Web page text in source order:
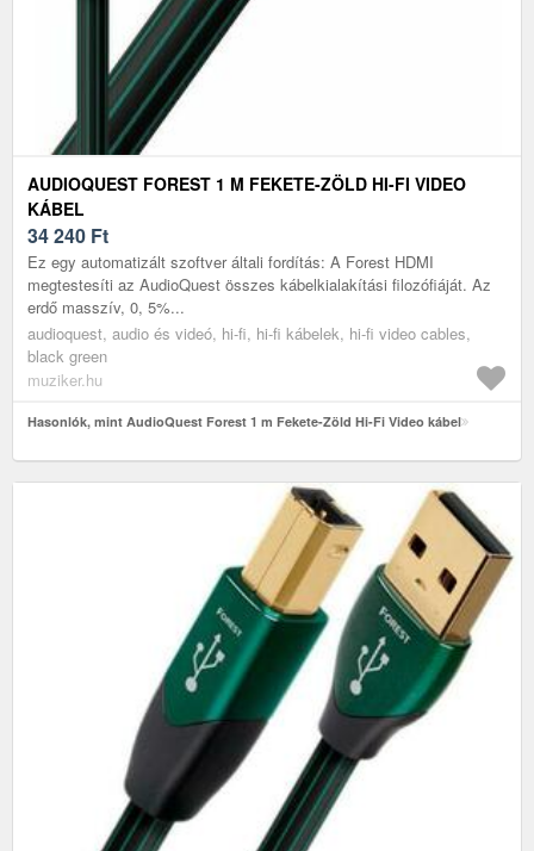
AUDIOQUEST FOREST 1 M FEKETE-ZÖLD HI-FI VIDEO
KÁBEL
34 240 Ft
Ez egy automatizált szoftver általi fordítás: A Forest HDMI
megtestesíti az AudioQuest összes kábelkialakítási filozófiáját. Az
erdő masszív, 0, 5%...
audioquest, audio és videó, hi-fi, hi-fi kábelek, hi-fi video cables,
black green
muziker.hu
Hasonlók, mint AudioQuest Forest 1 m Fekete-Zöld Hi-Fi Video kábel